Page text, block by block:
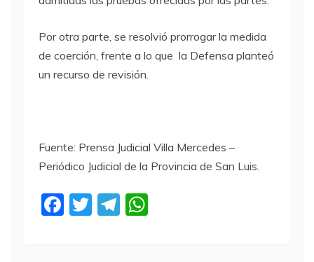
Por otra parte, se resolvió prorrogar la medida
de coerción, frente a lo que la Defensa planteó
un recurso de revisión.
Fuente: Prensa Judicial Villa Mercedes –
Periódico Judicial de la Provincia de San Luis.
F
T
T